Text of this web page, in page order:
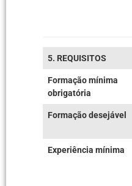
5. REQUISITOS
Formação mínima
obrigatória
Formação desejável
Experiência mínima